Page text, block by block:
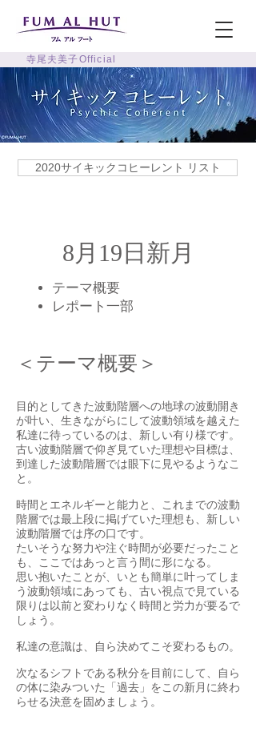
寺尾夫美子Official
2020サイキックコヒーレント リスト
8月19日新月
テーマ概要
​レポート一部
＜テーマ概要＞
目的としてきた波動階層への地球の波動開き
が叶い、生きながらにして波動領域を越えた
私達に待っているのは、新しい有り様です。
古い波動階層で仰ぎ見ていた理想や目標は、
到達した波動階層では眼下に見やるようなこ
と。
時間とエネルギーと能力と、これまでの波動
階層では最上段に掲げていた理想も、新しい
波動階層では序の口です。
たいそうな努力や注ぐ時間が必要だったこと
も、ここではあっと言う間に形になる。
思い抱いたことが、いとも簡単に叶ってしま
う波動領域にあっても、古い視点で見ている
限りは以前と変わりなく時間と労力が要るで
しょう。
私達の意識は、自ら決めてこそ変わるもの。
次なるシフトである秋分を目前にして、自ら
の体に染みついた「過去」をこの新月に終わ
らせる決意を固めましょう。